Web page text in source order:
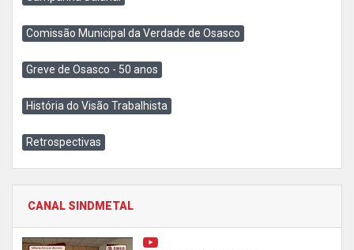
Comissão Municipal da Verdade de Osasco
Greve de Osasco - 50 anos
História do Visão Trabalhista
Retrospectivas
CANAL SINDMETAL